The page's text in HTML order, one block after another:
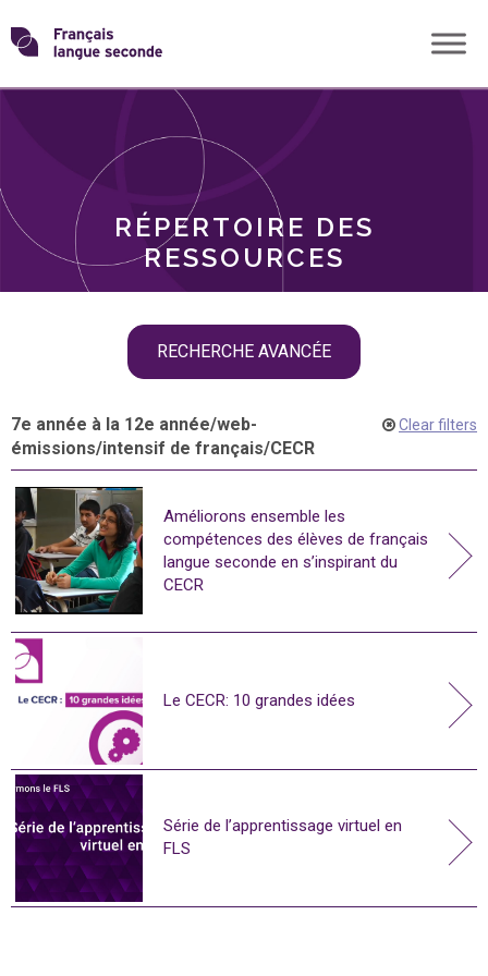
Skip
toTransformons
langue
RÉPERTOIRE DES
RESSOURCES
RECHERCHE AVANCÉE
THÈMES
7e année à la 12e année/web-
émissions/intensif de français/CECR
Clear filters
Améliorons ensemble les
compétences des élèves de français
langue seconde en s’inspirant du
CECR
Le CECR: 10 grandes idées
Série de l’apprentissage virtuel en
FLS